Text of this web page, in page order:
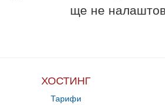
ще не
ХОСТИНГ
Тарифи